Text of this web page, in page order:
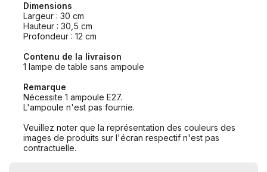
Dimensions
Largeur : 30 cm
Hauteur : 30,5 cm
Profondeur : 12 cm
Contenu de la livraison
1 lampe de table sans ampoule
Remarque
Nécessite 1 ampoule E27.
L'ampoule n'est pas fournie.
Veuillez noter que la représentation des couleurs des
images de produits sur l'écran respectif n'est pas
contractuelle.